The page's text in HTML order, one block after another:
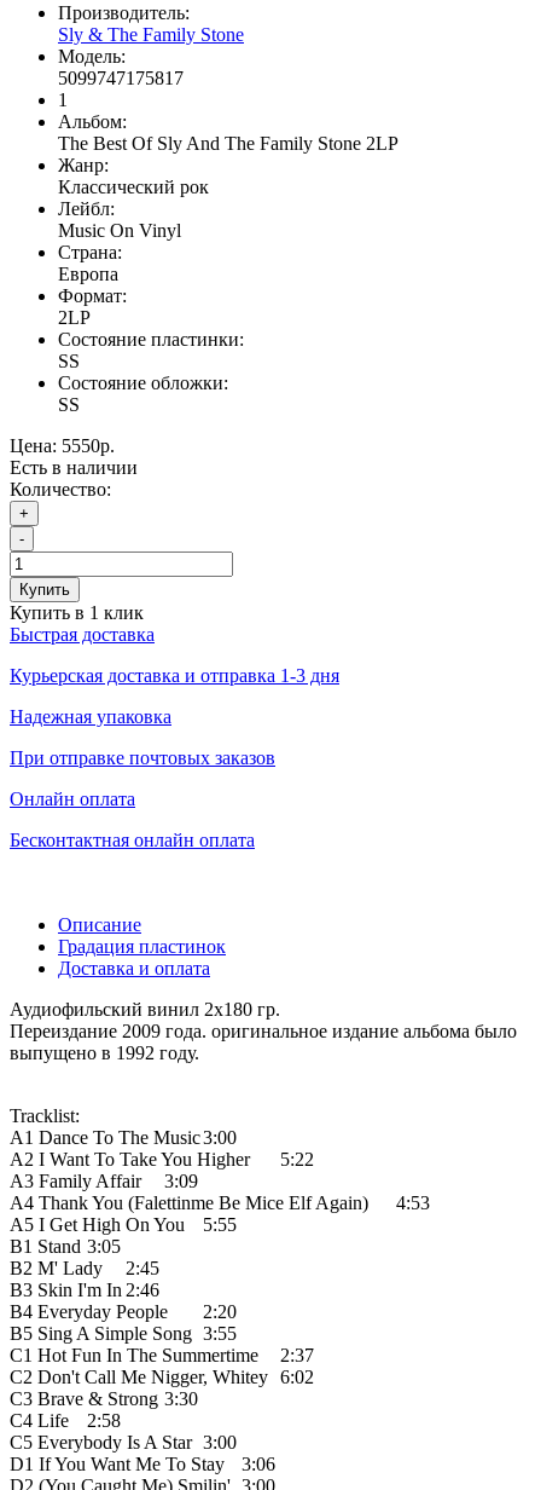
Производитель:
Sly & The Family Stone
Модель:
5099747175817
1
Альбом:
The Best Of Sly And The Family Stone 2LP
Жанр:
Классический рок
Лейбл:
Music On Vinyl
Страна:
Европа
Формат:
2LP
Состояние пластинки:
SS
Состояние обложки:
SS
Цена: 5550р.
Есть в наличии
Количество:
+
-
Купить
Купить в 1 клик
Быстрая доставка
Курьерская доставка и отправка 1-3 дня
Надежная упаковка
При отправке почтовых заказов
Онлайн оплата
Бесконтактная онлайн оплата
Описание
Градация пластинок
Доставка и оплата
Аудиофильский винил 2х180 гр.
Переиздание 2009 года. оригинальное издание альбома было
выпущено в 1992 году.
Tracklist:
A1 Dance To The Music3:00
A2 I Want To Take You Higher
5:22
A3 Family Affair
3:09
A4 Thank You (Falettinme Be Mice Elf Again)
4:53
A5 I Get High On You
5:55
B1 Stand 3:05
B2 M' Lady
2:45
B3 Skin I'm In 2:46
B4 Everyday People
2:20
B5 Sing A Simple Song 3:55
C1 Hot Fun In The Summertime
2:37
C2 Don't Call Me Nigger, Whitey 6:02
C3 Brave & Strong 3:30
C4 Life
2:58
C5 Everybody Is A Star 3:00
D1 If You Want Me To Stay
3:06
D2 (You Caught Me) Smilin' 3:00